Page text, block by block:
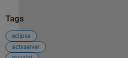
Tags
eclipse
actxserver